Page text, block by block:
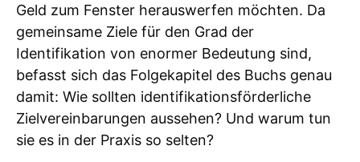
Geld zum Fenster herauswerfen möchten. Da
gemeinsame Ziele für den Grad der
Identifikation von enormer Bedeutung sind,
befasst sich das Folgekapitel des Buchs genau
damit: Wie sollten identifikationsförderliche
Zielvereinbarungen aussehen? Und warum tun
sie es in der Praxis so selten?